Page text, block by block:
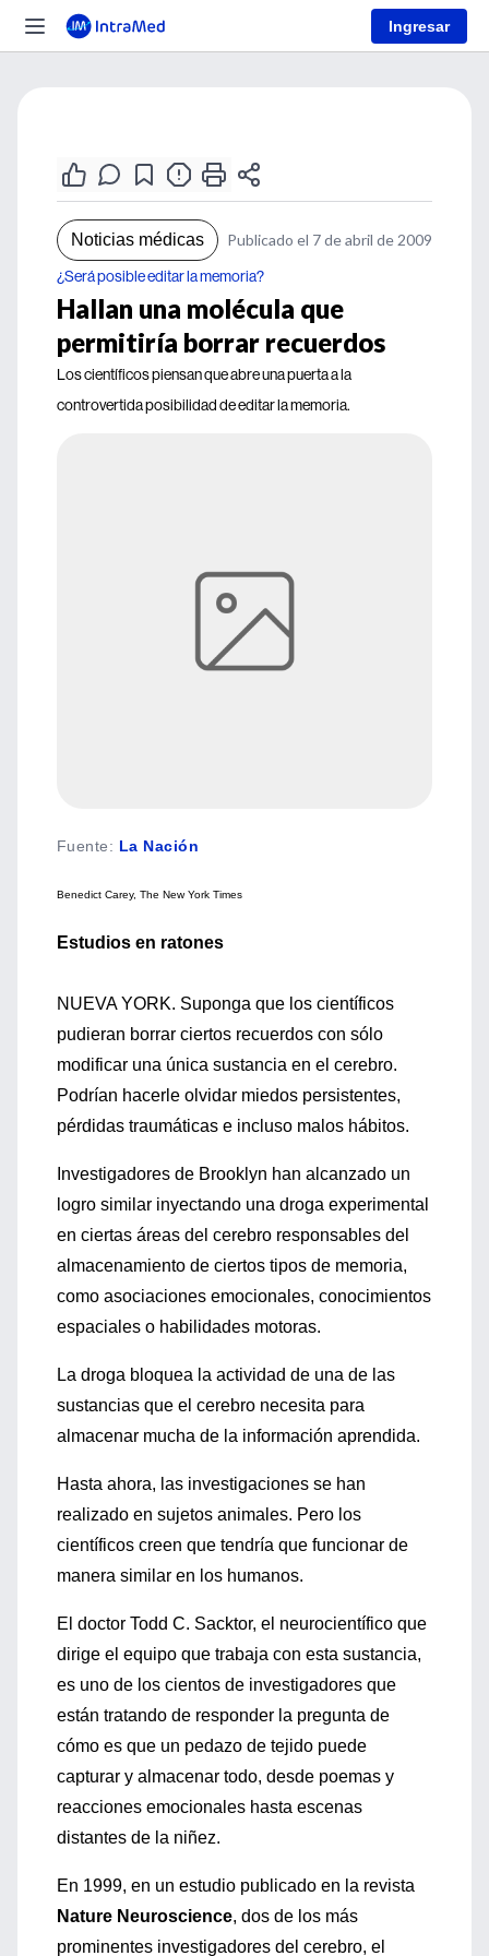
Ingresar
Noticias médicas Publicado el 7 de abril de 2009
¿Será posible editar la memoria?
Hallan una molécula que
permitiría borrar recuerdos
Los científicos piensan que abre una puerta a la
controvertida posibilidad de editar la memoria.
Fuente: La Nación
Benedict Carey, The New York Times
Estudios en ratones
NUEVA YORK. Suponga que los científicos
pudieran borrar ciertos recuerdos con sólo
modificar una única sustancia en el cerebro.
Podrían hacerle olvidar miedos persistentes,
pérdidas traumáticas e incluso malos hábitos.
Investigadores de Brooklyn han alcanzado un
logro similar inyectando una droga experimental
en ciertas áreas del cerebro responsables del
almacenamiento de ciertos tipos de memoria,
como asociaciones emocionales, conocimientos
espaciales o habilidades motoras.
La droga bloquea la actividad de una de las
sustancias que el cerebro necesita para
almacenar mucha de la información aprendida.
Hasta ahora, las investigaciones se han
realizado en sujetos animales. Pero los
científicos creen que tendría que funcionar de
manera similar en los humanos.
El doctor Todd C. Sacktor, el neurocientífico que
dirige el equipo que trabaja con esta sustancia,
es uno de los cientos de investigadores que
están tratando de responder la pregunta de
cómo es que un pedazo de tejido puede
capturar y almacenar todo, desde poemas y
reacciones emocionales hasta escenas
distantes de la niñez.
En 1999, en un estudio publicado en la revista
Nature Neuroscience, dos de los más
prominentes investigadores del cerebro, el